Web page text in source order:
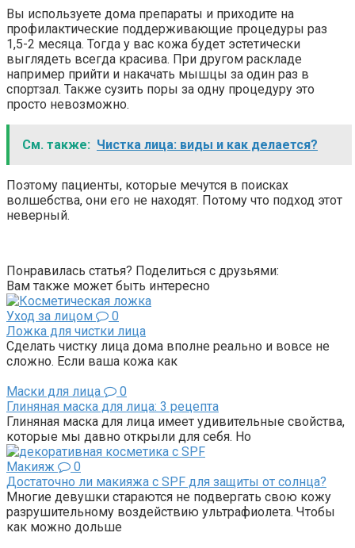
Вы используете дома препараты и приходите на
профилактические поддерживающие процедуры раз
1,5-2 месяца. Тогда у вас кожа будет эстетически
выглядеть всегда красива. При другом раскладе
например прийти и накачать мышцы за один раз в
спортзал. Также сузить поры за одну процедуру это
просто невозможно.
См. также: Чистка лица: виды и как делается?
Поэтому пациенты, которые мечутся в поисках
волшебства, они его не находят. Потому что подход этот
неверный.
Понравилась статья? Поделиться с друзьями:
Вам также может быть интересно
Уход за лицом
0
Ложка для чистки лица
Сделать чистку лица дома вполне реально и вовсе не
сложно. Если ваша кожа как
Маски для лица
0
Глиняная маска для лица: 3 рецепта
Глиняная маска для лица имеет удивительные свойства,
которые мы давно открыли для себя. Но
Макияж
0
Достаточно ли макияжа с SPF для защиты от солнца?
Многие девушки стараются не подвергать свою кожу
разрушительному воздействию ультрафиолета. Чтобы
как можно дольше